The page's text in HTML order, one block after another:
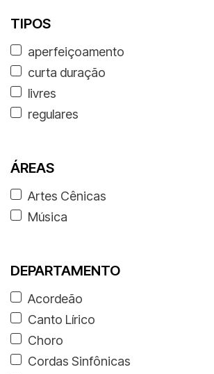
TIPOS
aperfeiçoamento
curta duração
livres
regulares
ÁREAS
Artes Cênicas
Música
DEPARTAMENTO
Acordeão
Canto Lírico
Choro
Cordas Sinfônicas